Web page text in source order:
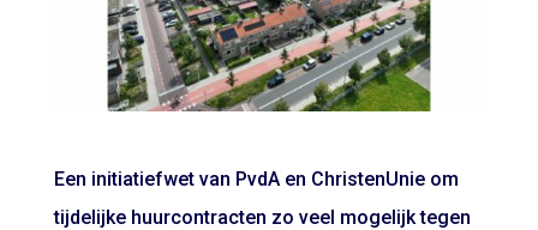
Een initiatiefwet van PvdA en ChristenUnie om
tijdelijke huurcontracten zo veel mogelijk tegen